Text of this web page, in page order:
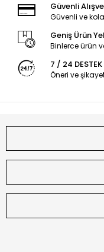
Güvenli
Güvenli ve
Geniş Ürün
Binlerce ürün
7 / 24 DESTEK
Öneri ve